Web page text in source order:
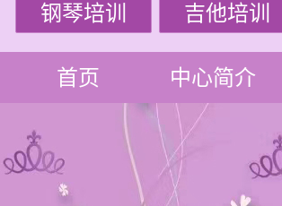
钢琴培训 吉他培训
首页 中心简介